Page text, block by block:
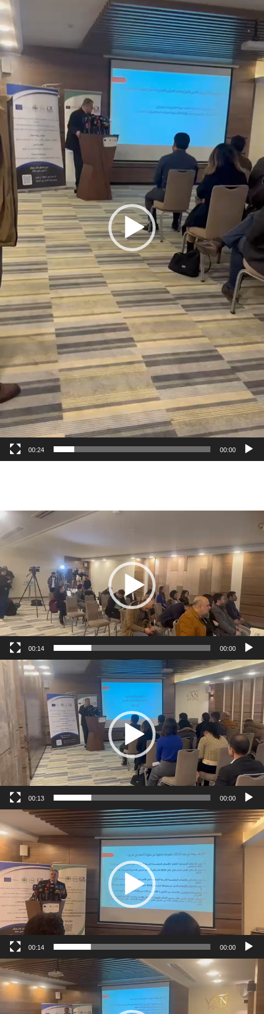
الفيديو
00:00
00:24
الفيديو
00:00
00:14
مشغل
الفيديو
00:00
00:13
مشغل
الفيديو
00:00
00:14
مشغل
الفيديو